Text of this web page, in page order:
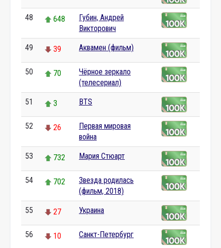
48 648
Губин, Андрей
Викторович
49 39 Аквамен (фильм)
50 70
Чёрное зеркало
(телесериал)
51 3 BTS
52 26
Первая мировая
война
53 732 Мария Стюарт
54 702
Звезда родилась
(фильм, 2018)
55 27 Украина
56 10 Санкт-Петербург